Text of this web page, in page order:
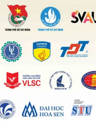
coastal areas can be
of climate
lives. One of the most
ocean and the
of sea. If people
also to the lives on
foreshadowsthe
on humans’ lives.